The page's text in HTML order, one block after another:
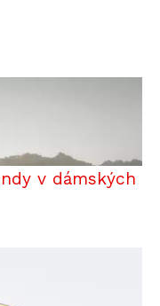
v dámských